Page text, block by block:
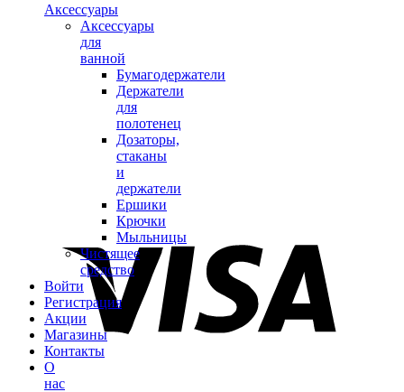
Аксессуары
Аксессуары
для
ванной
Бумагодержатели
Держатели
для
полотенец
Дозаторы,
стаканы
и
держатели
Ершики
Крючки
Мыльницы
Чистящее
средство
Войти
Регистрация
Акции
Магазины
Контакты
О
нас